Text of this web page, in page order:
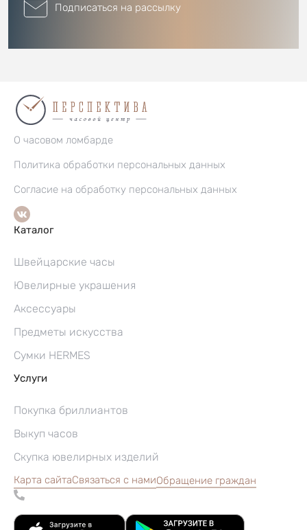
Подписаться на рассылку
О часовом ломбарде
Политика обработки персональных данных
Согласие на обработку персональных данных
Каталог
Швейцарские часы
Ювелирные украшения
Аксессуары
Предметы искусства
Сумки HERMES
Услуги
Покупка бриллиантов
Выкуп часов
Скупка ювелирных изделий
Карта сайтаСвязаться с намиОбращение граждан